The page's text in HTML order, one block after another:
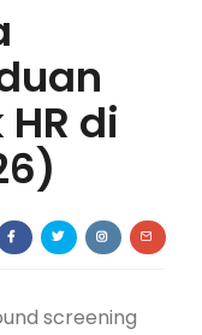
di
screening